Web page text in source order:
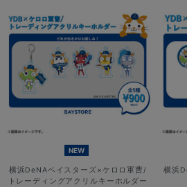
NEW
横浜DeNAベイスターズ×ケロロ軍曹/
トレーディングアクリルキーホルダー
横浜